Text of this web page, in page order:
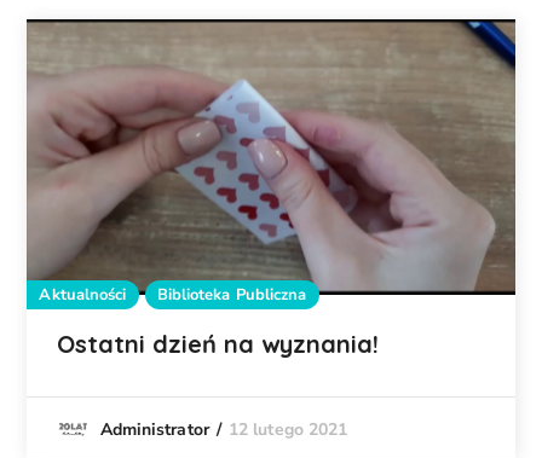
Aktualności Biblioteka Publiczna
Ostatni dzień na wyznania!
Administrator 12 lutego 2021